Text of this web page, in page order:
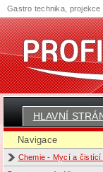
HLAVNÍ
Navigace
Chemie - Mycí a
Gastro technika,